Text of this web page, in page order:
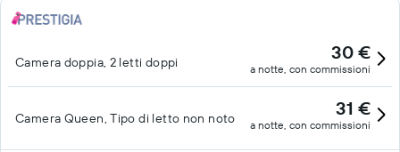
Camera doppia, 2 letti doppi 30 €
a notte, con commissioni
Camera Queen, Tipo di letto non noto 31 €
a notte, con commissioni